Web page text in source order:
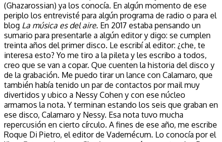
(Ghazarossian) ya los conocía. En algún momento de ese
periplo los entrevisté para algún programa de radio o para el
blog La música es del aire. En 2017 estaba pensando un
sumario para presentarle a algún editor y digo: se cumplen
treinta años del primer disco. Le escribí al editor: ¿che, te
interesa esto? Yo me tiro a la pileta y les escribo a todos,
creo que se van a copar. Que cuenten la historia del disco y
de la grabación. Me puedo tirar un lance con Calamaro, que
también había tenido un par de contactos por mail muy
divertidos y ubico a Nessy Cohen y con ese núcleo
armamos la nota. Y terminan estando los seis que graban en
ese disco, Calamaro y Nessy. Esa nota tuvo mucha
repercusión en cierto círculo. A fines de ese año, me escribe
Roque Di Pietro, el editor de Vademécum. Lo conocía por el